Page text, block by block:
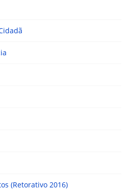
(Retorativo 2016)